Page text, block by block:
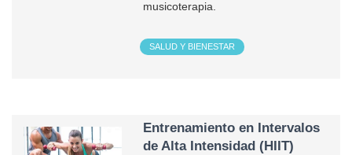
musicoterapia.
SALUD Y BIENESTAR
Entrenamiento en Intervalos
de Alta Intensidad (HIIT)